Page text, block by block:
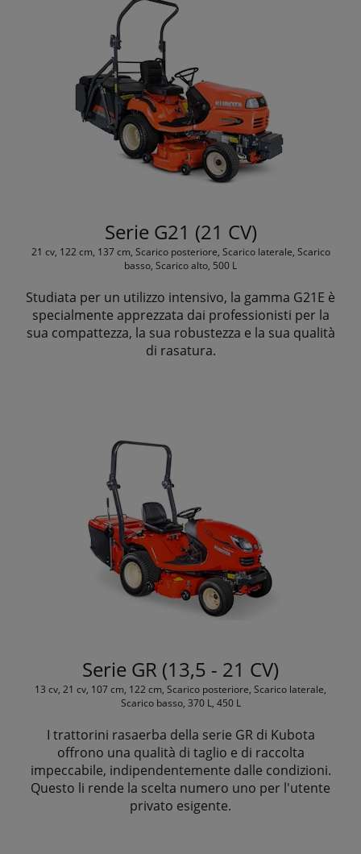
Serie G21 (21 CV)
21 cv, 122 cm, 137 cm, Scarico posteriore, Scarico laterale, Scarico
basso, Scarico alto, 500 L
Studiata per un utilizzo intensivo, la gamma G21E è
specialmente apprezzata dai professionisti per la
sua compattezza, la sua robustezza e la sua qualità
di rasatura.
Serie GR (13,5 - 21 CV)
13 cv, 21 cv, 107 cm, 122 cm, Scarico posteriore, Scarico laterale,
Scarico basso, 370 L, 450 L
I trattorini rasaerba della serie GR di Kubota
offrono una qualità di taglio e di raccolta
impeccabile, indipendentemente dalle condizioni.
Questo li rende la scelta numero uno per l'utente
privato esigente.